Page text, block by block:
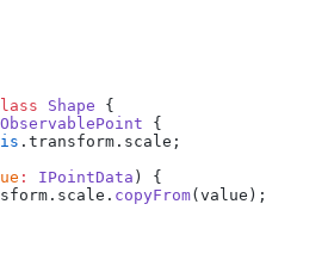
Shape {
ObservablePoint {
.transform.scale;
: IPointData ) {
copyFrom(value);